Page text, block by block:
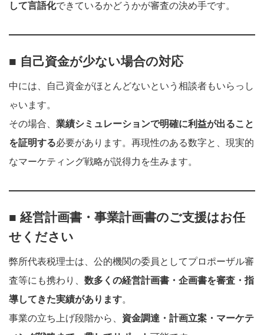
して言語化できているかどうかが審査の決め手です。
■ 自己資金が少ない場合の対応
中には、自己資金がほとんどないという相談者もいらっし
ゃいます。
その場合、 業績シミュレーションで明確に利益が出ること
を証明する必要があります。再現性のある数字と、現実的
なマーケティング戦略が説得力を生みます。
■ 経営計画書・事業計画書のご支援はお任
せください
弊所代表税理士は、公的機関の委員としてプロポーザル審
査等にも携わり、 数多くの経営計画書・企画書を審査・指
導してきた実績があります。
事業の立ち上げ段階から、 資金調達・計画立案・マーケテ